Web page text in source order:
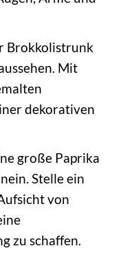
Brokkolistrunk
Mit
dekorativen
große Paprika
Stelle ein
von
zu schaffen.